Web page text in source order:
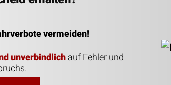
vermeiden!
unverbindlich auf Fehler und